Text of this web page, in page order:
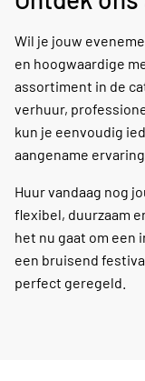
Wil je jouw
en hoogwaardige
assortiment in de
verhuur,
kun je eenvoudig
aangename
Huur vandaag nog
flexibel, duurzaam
het nu gaat om een
een bruisend
perfect geregeld.